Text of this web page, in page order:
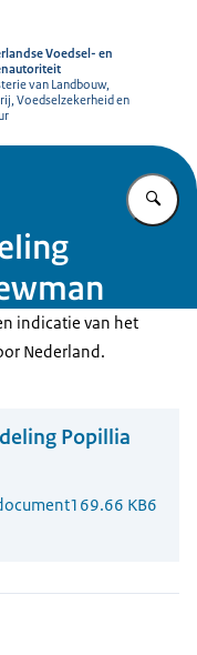
Voedsel- en
van Landbouw,
Voedselzekerheid en
indicatie van het
Nederland.
Popillia
169.66 KB6